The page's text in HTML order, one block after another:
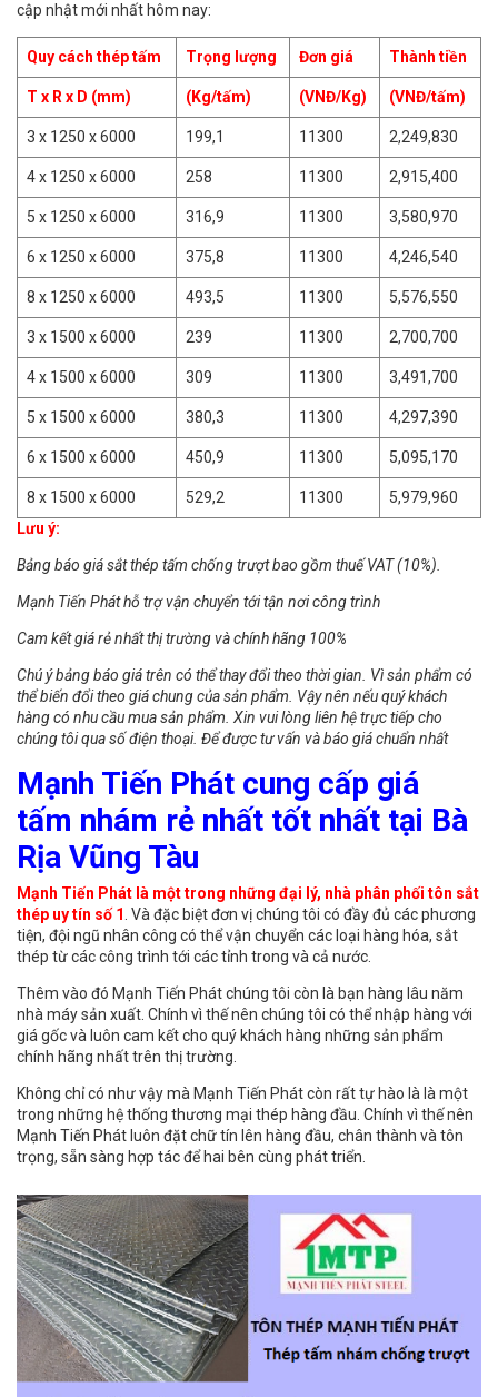
cập nhật mới nhất hôm nay:
Quy cách thép tấm Trọng lượng Đơn giá Thành tiền
T x R x D (mm) (Kg/tấm) (VNĐ/Kg) (VNĐ/tấm)
3 x 1250 x 6000 199,1 11300 2,249,830
4 x 1250 x 6000 258 11300 2,915,400
5 x 1250 x 6000 316,9 11300 3,580,970
6 x 1250 x 6000 375,8 11300 4,246,540
8 x 1250 x 6000 493,5 11300 5,576,550
3 x 1500 x 6000 239 11300 2,700,700
4 x 1500 x 6000 309 11300 3,491,700
5 x 1500 x 6000 380,3 11300 4,297,390
6 x 1500 x 6000 450,9 11300 5,095,170
8 x 1500 x 6000 529,2 11300
5,979,960
Lưu ý:
Bảng báo giá sắt thép tấm chống trượt bao gồm thuế VAT (10%).
Mạnh Tiến Phát hỗ trợ vận chuyển tới tận nơi công trình
Cam kết giá rẻ nhất thị trường và chính hãng 100%
Chú ý bảng báo giá trên có thể thay đổi theo thời gian. Vì sản phẩm có
thể biến đổi theo giá chung của sản phẩm. Vậy nên nếu quý khách
hàng có nhu cầu mua sản phẩm. Xin vui lòng liên hệ trực tiếp cho
chúng tôi qua số điện thoại. Để được tư vấn và báo giá chuẩn nhất
Mạnh Tiến Phát cung cấp giá
tấm nhám rẻ nhất tốt nhất tại Bà
Rịa Vũng Tàu
Mạnh Tiến Phát là một trong những đại lý, nhà phân phối tôn sắt
thép uy tín số 1 . Và đặc biệt đơn vị chúng tôi có đầy đủ các phương
tiện, đội ngũ nhân công có thể vận chuyển các loại hàng hóa, sắt
thép từ các công trình tới các tỉnh trong và cả nước.
Thêm vào đó Mạnh Tiến Phát chúng tôi còn là bạn hàng lâu năm
nhà máy sản xuất. Chính vì thế nên chúng tôi có thể nhập hàng với
giá gốc và luôn cam kết cho quý khách hàng những sản phẩm
chính hãng nhất trên thị trường.
Không chỉ có như vậy mà Mạnh Tiến Phát còn rất tự hào là là một
trong những hệ thống thương mại thép hàng đầu. Chính vì thế nên
Mạnh Tiến Phát luôn đặt chữ tín lên hàng đầu, chân thành và tôn
trọng, sẵn sàng hợp tác để hai bên cùng phát triển.